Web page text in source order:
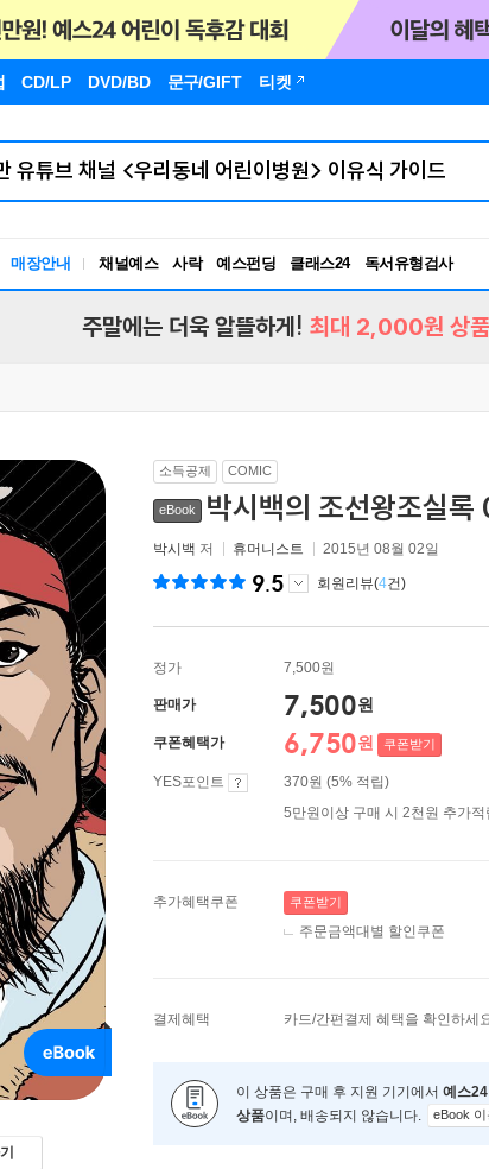
CD/LP DVD/BD 문구/GIFT 티켓
매장안내 채널예스 사락 예스펀딩 클래스24
독서유형검사
RBTI Lab
주말에는 더욱 알뜰하게! 최대 2,000원 상
소득공제 COMIC
eBook 박시백의 조선왕조실록
박시백 저 휴머니스트 2015년 08월 02일
9.5 회원리뷰(4건)
정가 7,500원
판매가 7,500원
쿠폰혜택가 6,750원 쿠폰받기
YES포인트
370원 (5% 적립)
5만원이상 구매 시 2천원 추가적
추가혜택쿠폰 쿠폰받기
주문금액대별 할인쿠폰
결제혜택 카드/간편결제 혜택을 확인하세
이 상품은 구매 후 지원 기기에서 예스
상품이며, 배송되지 않습니다. eBook 이